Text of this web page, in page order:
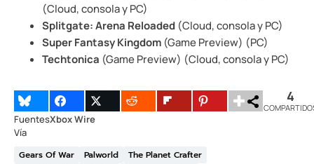
(Cloud, consola y PC)
Splitgate: Arena Reloaded (Cloud, consola y PC)
Super Fantasy Kingdom (Game Preview) (PC)
Techtonica (Game Preview) (Cloud, consola y PC)
4
FuentesXbox Wire
Vía
Gears Of War
Palworld
The Planet Crafter